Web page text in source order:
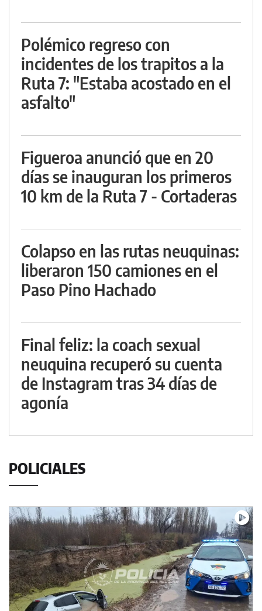
Polémico regreso con
incidentes de los trapitos a la
Ruta 7: "Estaba acostado en el
asfalto"
Figueroa anunció que en 20
días se inauguran los primeros
10 km de la Ruta 7 - Cortaderas
Colapso en las rutas neuquinas:
liberaron 150 camiones en el
Paso Pino Hachado
Final feliz: la coach sexual
neuquina recuperó su cuenta
de Instagram tras 34 días de
agonía
POLICIALES